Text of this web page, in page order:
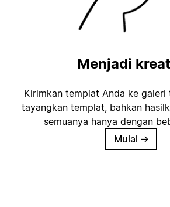
Menjadi
Kirimkan templat Anda ke
tayangkan templat, bahkan
semuanya hanya dengan
Mulai →